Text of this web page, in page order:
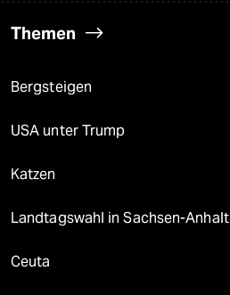
Themen
Bergsteigen
USA unter Trump
Katzen
Landtagswahl in Sachsen-Anhalt
Ceuta